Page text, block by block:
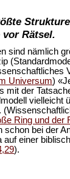
Rätsel.
sind nämlich
Universum)
mit der
vielleicht
Ring und der
schon bei der
auf einer
).